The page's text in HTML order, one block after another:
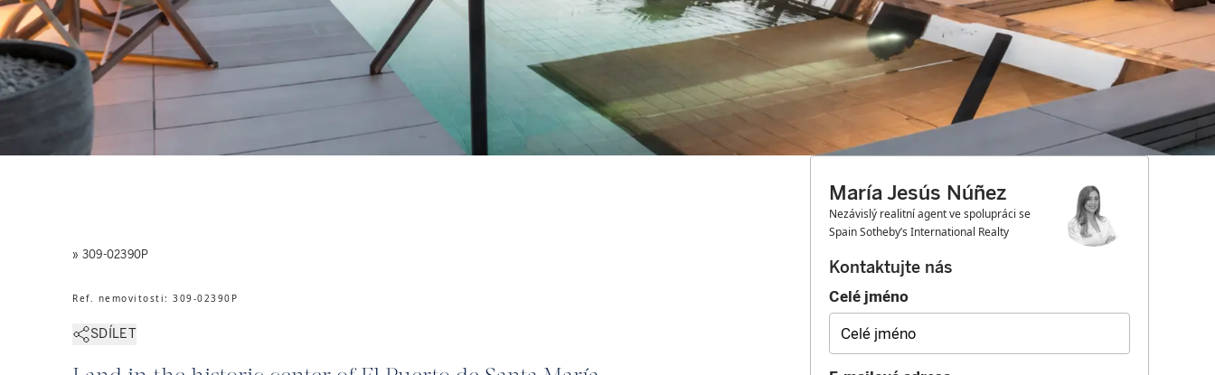
» 309-02390P
Ref. nemovitosti: 309-02390P
SDÍLET
María Jesús Núñez
Nezávislý realitní agent ve spolupráci se
Spain Sotheby’s International Realty
Kontaktujte nás
Celé jméno